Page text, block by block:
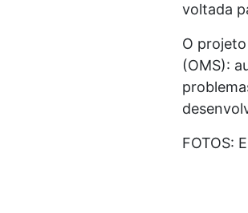
voltada
O
(OMS):
FOTOS: